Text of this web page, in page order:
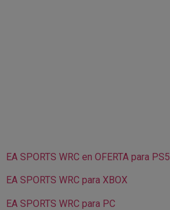
EA SPORTS WRC en OFERTA para PS5
EA SPORTS WRC para XBOX
EA SPORTS WRC para PC